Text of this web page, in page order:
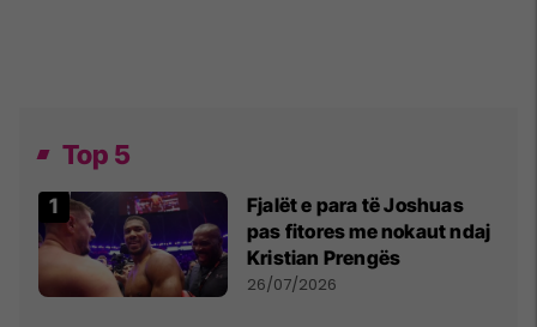
Top 5
Fjalët e para të Joshuas
pas fitores me nokaut ndaj
Kristian Prengës
26/07/2026